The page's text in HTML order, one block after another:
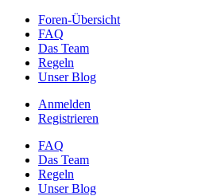
Foren-Übersicht
FAQ
Das Team
Regeln
Unser Blog
Anmelden
Registrieren
FAQ
Das Team
Regeln
Unser Blog